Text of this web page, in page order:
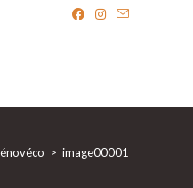
> image00001